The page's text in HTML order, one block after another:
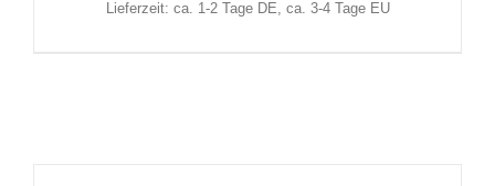
Lieferzeit: ca. 1-2 Tage DE, ca. 3-4 Tage EU